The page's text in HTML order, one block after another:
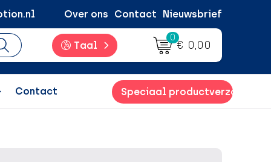
Over ons Contact Nieuwsbrief
Taal
0
€ 0,00
Contact Speciaal productverzoek